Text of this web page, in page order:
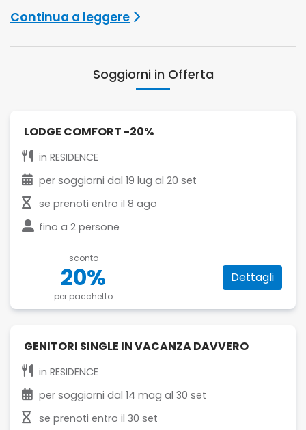
Continua a leggere
Soggiorni in Offerta
LODGE COMFORT -20%
in RESIDENCE
per soggiorni dal 19 lug al 20 set
se prenoti entro il 8 ago
fino a 2 persone
sconto
20%
per pacchetto
Dettagli
GENITORI SINGLE IN VACANZA DAVVERO
in RESIDENCE
per soggiorni dal 14 mag al 30 set
se prenoti entro il 30 set